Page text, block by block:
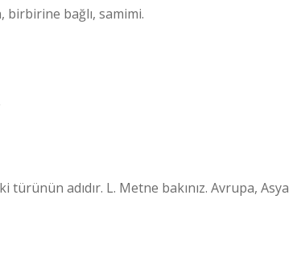
birbirine bağlı, samimi.
adıdır. L. Metne bakınız. Avrupa, Asya